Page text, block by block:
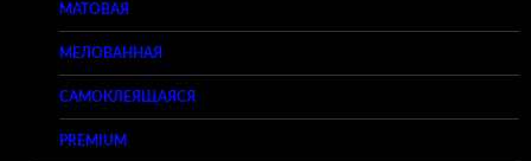
МАТОВАЯ
МЕЛОВАННАЯ
САМОКЛЕЯЩАЯСЯ
PREMIUM